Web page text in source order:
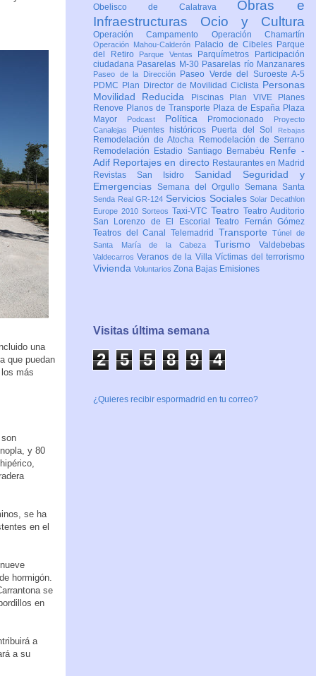
una
que puedan
más
son
y 80
se ha
en el
hormigón.
se
en
a
a su
Obelisco de Calatrava Obras e
Infraestructuras Ocio y Cultura
Operación Campamento Operación Chamartín
Operación Mahou-Calderón Palacio de Cibeles Parque
del Retiro
Parque Ventas Parquímetros
Participación
ciudadana Pasarelas M-30 Pasarelas río Manzanares
Paseo de la Dirección
Paseo Verde del Suroeste A-5
PDMC Plan Director de Movilidad Ciclista Personas
Movilidad Reducida
Piscinas Plan VIVE
Planes
Renove Planos de Transporte Plaza de España Plaza
Mayor
Podcast Política Promocionado
Proyecto
Canalejas
Puentes históricos Puerta del Sol Rebajas
Remodelación de Atocha
Remodelación de Serrano
Remodelación Estadio Santiago Bernabéu Renfe -
Adif Reportajes en directo Restaurantes en Madrid
Revistas San Isidro Sanidad Seguridad y
Emergencias Semana del Orgullo Semana Santa
Senda Real GR-124 Servicios SocialesSolar Decathlon
Europe 2010 Sorteos Taxi-VTC Teatro Teatro Auditorio
San Lorenzo de El EscorialTeatro Fernán Gómez
Teatros del Canal Telemadrid TransporteTúnel de
Santa María de la Cabeza Turismo Valdebebas
ValdecarrosVeranos de la VillaVíctimas del terrorismo
Vivienda Voluntarios Zona Bajas Emisiones
Visitas última semana
2 5 5 8 9 5
¿Quieres recibir espormadrid en tu correo?